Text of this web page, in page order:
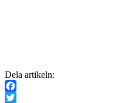
Dela artikeln:
Facebook